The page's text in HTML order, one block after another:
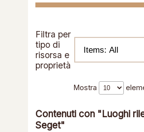
Filtra per
tipo di
risorsa e
proprietà
Mostra
Contenuti con "Luoghi
Seget"